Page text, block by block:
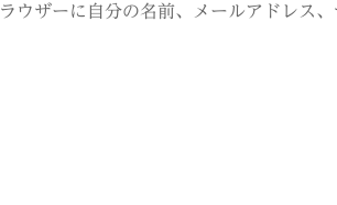
ウザーに自分の名前、メールアドレス、